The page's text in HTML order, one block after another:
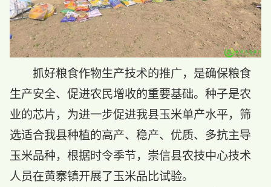
抓好粮食作物生产技术的推广，是确保粮食
生产安全、促进农民增收的重要基础。种子是农
业的芯片，为进一步促进我县玉米单产水平，筛
选适合我县种植的高产、稳产、优质、多抗主导
玉米品种，根据时令季节，崇信县农技中心技术
人员在黄寨镇开展了玉米品比试验。